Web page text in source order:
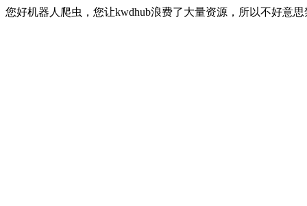
您好机器人爬虫，您让kwdhub浪费了大量资源，所以不好意